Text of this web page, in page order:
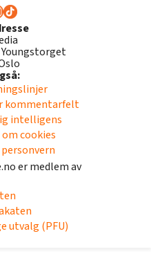
kommentarfelt
intelligens
cookies
personvern
er medlem av
utvalg (PFU)